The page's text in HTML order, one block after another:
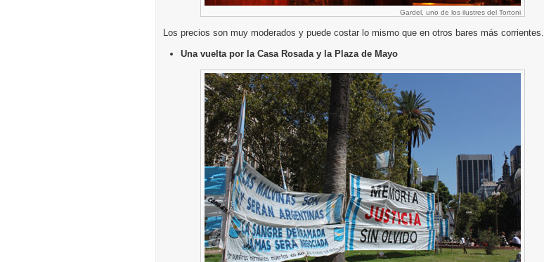
Gardel, uno de los ilustres del Tortoni
Los precios son muy moderados y puede costar lo mismo que en otros bares más corrientes.
Una vuelta por la Casa Rosada y la Plaza de Mayo